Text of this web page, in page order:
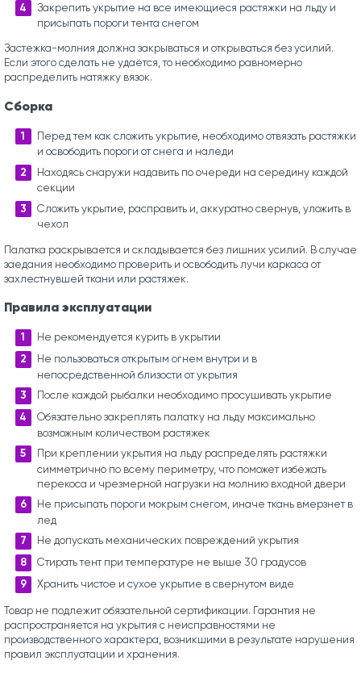
Закрепить укрытие на все имеющиеся растяжки на льду и
присыпать пороги тента снегом
Застежка-молния должна закрываться и открываться без усилий.
Если этого сделать не удаётся, то необходимо равномерно
распределить натяжку вязок.
Сборка
Перед тем как сложить укрытие, необходимо отвязать растяжки
и освободить пороги от снега и наледи
Находясь снаружи надавить по очереди на середину каждой
секции
Сложить укрытие, расправить и, аккуратно свернув, уложить в
чехол
Палатка раскрывается и складывается без лишних усилий. В случае
заедания необходимо проверить и освободить лучи каркаса от
захлестнувшей ткани или растяжек.
Правила эксплуатации
Не рекомендуется курить в укрытии
Не пользоваться открытым огнем внутри и в
непосредственной близости от укрытия
После каждой рыбалки необходимо просушивать укрытие
Обязательно закреплять палатку на льду максимально
возможным количеством растяжек
При креплении укрытия на льду распределять растяжки
симметрично по всему периметру, что поможет избежать
перекоса и чрезмерной нагрузки на молнию входной двери
Не присыпать пороги мокрым снегом, иначе ткань вмерзнет в
лед
Не допускать механических повреждений укрытия
Стирать тент при температуре не выше 30 градусов
Хранить чистое и сухое укрытие в свернутом виде
Товар не подлежит обязательной сертификации. Гарантия не
распространяется на укрытия с неисправностями не
производственного характера, возникшими в результате нарушения
правил эксплуатации и хранения.